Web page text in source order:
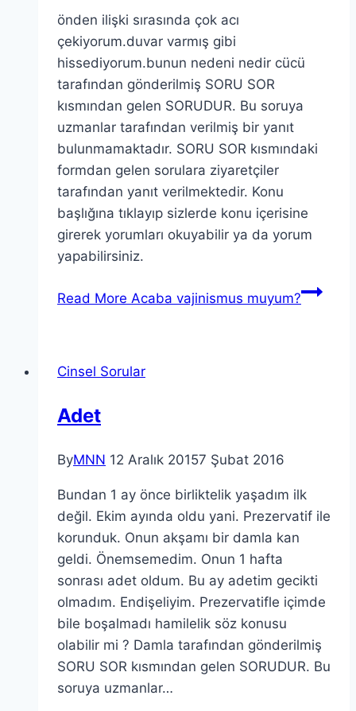
önden ilişki sırasında çok acı
çekiyorum.duvar varmış gibi
hissediyorum.bunun nedeni nedir cücü
tarafından gönderilmiş SORU SOR
kısmından gelen SORUDUR. Bu soruya
uzmanlar tarafından verilmiş bir yanıt
bulunmamaktadır. SORU SOR kısmındaki
formdan gelen sorulara ziyaretçiler
tarafından yanıt verilmektedir. Konu
başlığına tıklayıp sizlerde konu içerisine
girerek yorumları okuyabilir ya da yorum
yapabilirsiniz.
Read More Acaba vajinismus muyum?
Cinsel Sorular
Adet
ByMNN 12 Aralık 20157 Şubat 2016
Bundan 1 ay önce birliktelik yaşadım ilk
değil. Ekim ayında oldu yani. Prezervatif ile
korunduk. Onun akşamı bir damla kan
geldi. Önemsemedim. Onun 1 hafta
sonrası adet oldum. Bu ay adetim gecikti
olmadım. Endişeliyim. Prezervatifle içimde
bile boşalmadı hamilelik söz konusu
olabilir mi ? Damla tarafından gönderilmiş
SORU SOR kısmından gelen SORUDUR. Bu
soruya uzmanlar…